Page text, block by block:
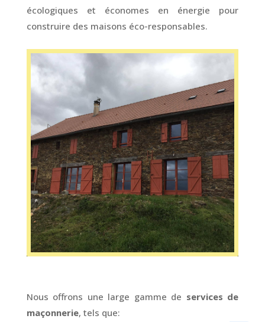
écologiques et économes en énergie pour
construire des maisons éco-responsables.
Nous offrons une large gamme de services de
maçonnerie, tels que: